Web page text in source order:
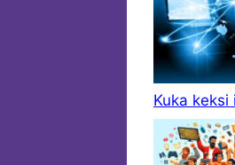
Kuka keksi